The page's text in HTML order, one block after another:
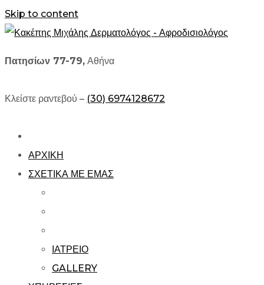
Skip to content
Πατησίων 77-79, Αθήνα
Κλείστε ραντεβού – (30) 6974128672
ΑΡΧΙΚΗ
ΣΧΕΤΙΚΑ ΜΕ ΕΜΑΣ
ΙΑΤΡΕΙΟ
GALLERY